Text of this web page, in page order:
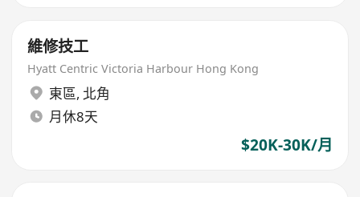
維修技工
Hyatt Centric Victoria Harbour Hong Kong
東區, 北角
月休8天
$20K-30K/月